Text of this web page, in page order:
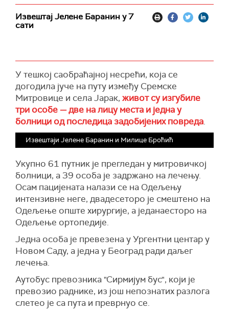
Извештај Јелене Баранин у 7
сати
У тешкој саобраћајној несрећи, која се
догодила јуче на путу између Сремске
Митровице и села Јарак, живот су изгубиле
три особе — две на лицу места и једна у
болници од последица задобијених повреда.
Извештаји Јелене Баранин и Милице Броћић
Укупно 61 путник је прегледан у митровичкој
болници, а 39 особа је задржано на лечењу.
Осам пацијената налази се на Одељењу
интензивне неге, двадесеторо је смештено на
Одељење опште хирургије, а једанаесторо на
Одељење ортопедије.
Једна особа је превезена у Ургентни центар у
Новом Саду, а једна у Београд ради даљег
лечења.
Аутобус превозника "Сирмијум бус", који је
превозио раднике, из још непознатих разлога
слетео је са пута и преврнуо се.